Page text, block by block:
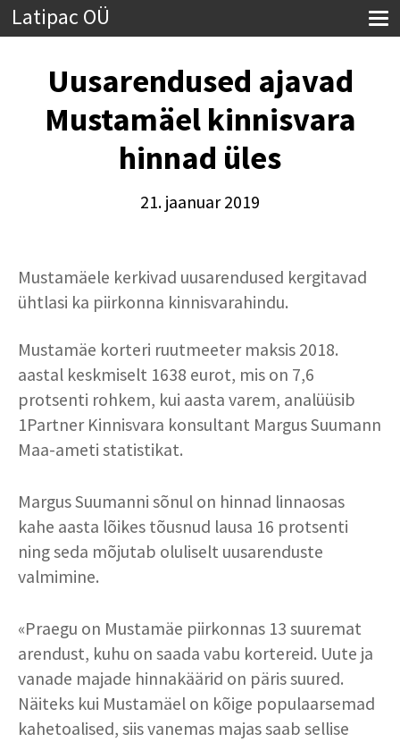
Latipac OÜ
Uusarendused ajavad
Mustamäel kinnisvara
hinnad üles
21. jaanuar 2019
Mustamäele kerkivad uusarendused kergitavad
ühtlasi ka piirkonna kinnisvarahindu.
Mustamäe korteri ruutmeeter maksis 2018.
aastal keskmiselt 1638 eurot, mis on 7,6
protsenti rohkem, kui aasta varem, analüüsib
1Partner Kinnisvara konsultant Margus Suumann
Maa-ameti statistikat.
Margus Suumanni sõnul on hinnad linnaosas
kahe aasta lõikes tõusnud lausa 16 protsenti
ning seda mõjutab oluliselt uusarenduste
valmimine.
«Praegu on Mustamäe piirkonnas 13 suuremat
arendust, kuhu on saada vabu kortereid. Uute ja
vanade majade hinnakäärid on päris suured.
Näiteks kui Mustamäel on kõige populaarsemad
kahetoalised, siis vanemas majas saab sellise